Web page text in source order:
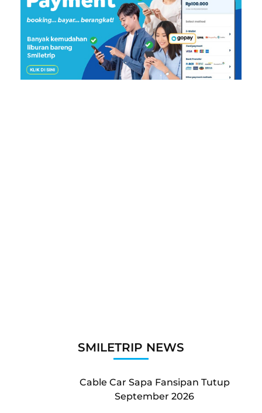
SMILETRIP NEWS
Cable Car Sapa Fansipan Tutup
September 2026